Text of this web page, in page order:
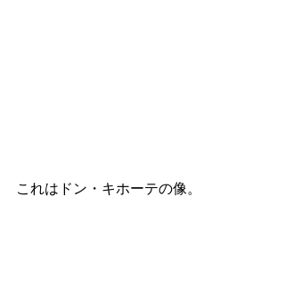
これはドン・キホーテの像。